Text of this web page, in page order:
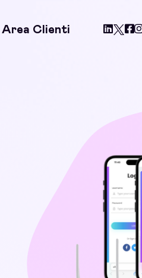
Area Clienti